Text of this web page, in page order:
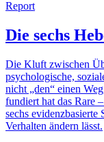
Report
Die sechs
Die Kluft zwischen
psychologische,
nicht „den“ einen
fundiert hat das Rare
sechs evidenzbasierte
Verhalten ändern lässt.